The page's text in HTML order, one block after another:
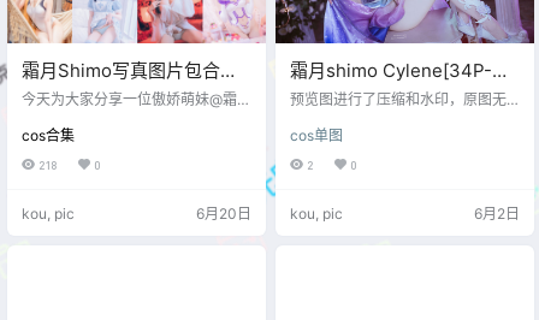
霜月Shimo写真图片包合集
[159套][COSPLAY][持续更
今天为大家分享一位傲娇萌妹@霜月
页粉丝破24万人！北京帝摄联文化
传播有限公司签约Coser，论身材和
颜值都是顶呱呱的，霜月shimo那软
治愈的，真心觉得霜月shimo是位很
cos合集
218 0
kou, pic 6月20日
霜月shimo Cylene[34P-
72M]
预览图进行了压缩和水印，原图无
cos单图
2 0
kou, pic 6月2日